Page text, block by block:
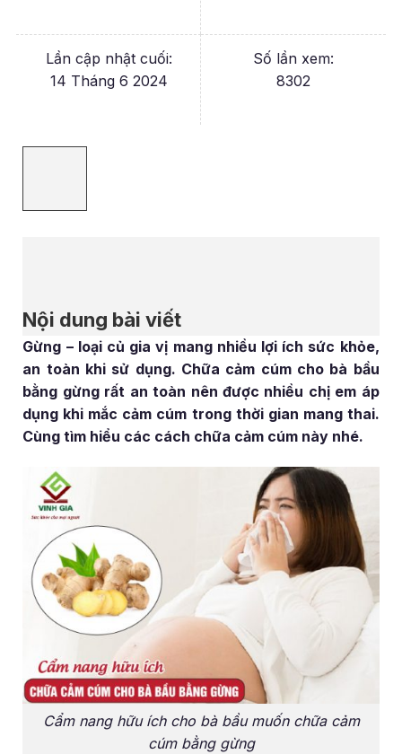
Lần cập nhật cuối:
14 Tháng 6 2024
Số lần xem:
8302
Nội dung bài viết
Gừng – loại củ gia vị mang nhiều lợi ích sức khỏe,
an toàn khi sử dụng. Chữa cảm cúm cho bà bầu
bằng gừng rất an toàn nên được nhiều chị em áp
dụng khi mắc cảm cúm trong thời gian mang thai.
Cùng tìm hiểu các cách chữa cảm cúm này nhé.
Cẩm nang hữu ích cho bà bầu muốn chữa cảm
cúm bằng gừng